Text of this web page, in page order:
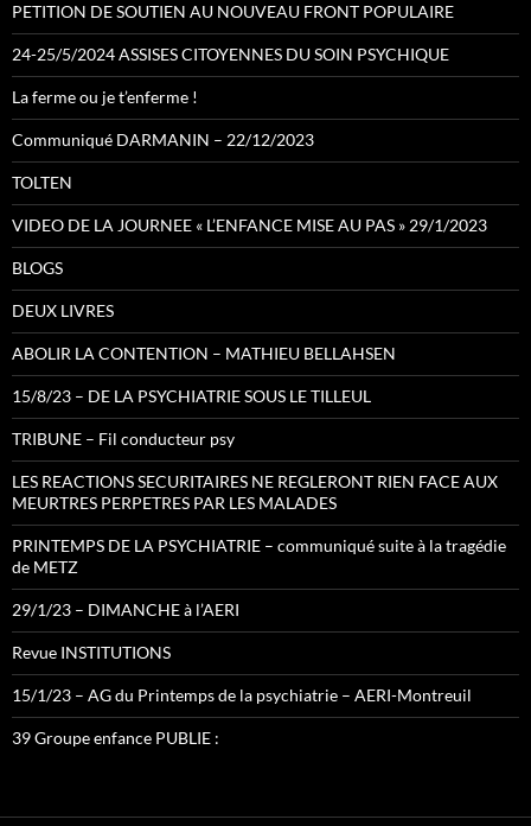
PETITION DE SOUTIEN AU NOUVEAU FRONT POPULAIRE
24-25/5/2024 ASSISES CITOYENNES DU SOIN PSYCHIQUE
La ferme ou je t’enferme !
Communiqué DARMANIN – 22/12/2023
TOLTEN
VIDEO DE LA JOURNEE « L’ENFANCE MISE AU PAS » 29/1/2023
BLOGS
DEUX LIVRES
ABOLIR LA CONTENTION – MATHIEU BELLAHSEN
15/8/23 – DE LA PSYCHIATRIE SOUS LE TILLEUL
TRIBUNE – Fil conducteur psy
LES REACTIONS SECURITAIRES NE REGLERONT RIEN FACE AUX
MEURTRES PERPETRES PAR LES MALADES
PRINTEMPS DE LA PSYCHIATRIE – communiqué suite à la tragédie
de METZ
29/1/23 – DIMANCHE à l’AERI
Revue INSTITUTIONS
15/1/23 – AG du Printemps de la psychiatrie – AERI-Montreuil
39 Groupe enfance PUBLIE :